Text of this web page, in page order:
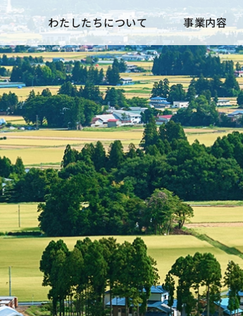
わたしたちについて 事業内容